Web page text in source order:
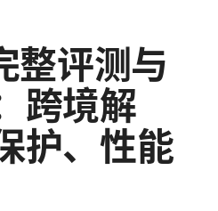
整评测与
跨境解
护、性能